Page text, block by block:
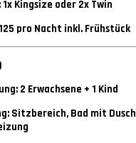
Kingsize oder 2x Twin
pro Nacht inkl. Frühstück
2 Erwachsene + 1 Kind
Sitzbereich, Bad mit